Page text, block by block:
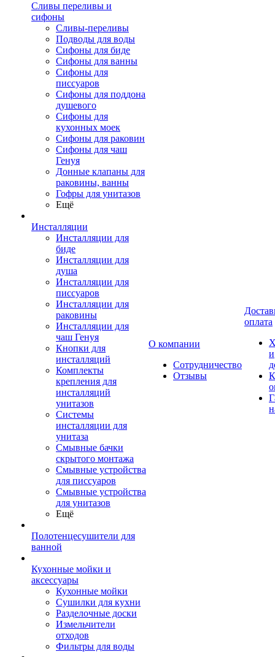
Сливы переливы и
сифоны
Сливы-переливы
Подводы для воды
Сифоны для биде
Сифоны для ванны
Сифоны для
писсуаров
Сифоны для поддона
душевого
Сифоны для
кухонных моек
Сифоны для раковин
Сифоны для чаш
Генуя
Донные клапаны для
раковины, ванны
Гофры для унитазов
Ещё
Инсталляции
Инсталляции для
биде
Инсталляции для
душа
Инсталляции для
писсуаров
Инсталляции для
раковины
Инсталляции для
чаш Генуя
Кнопки для
инсталляций
Комплекты
крепления для
инсталляций
унитазов
Системы
инсталляции для
унитаза
Смывные бачки
скрытого монтажа
Смывные устройства
для писсуаров
Смывные устройства
для унитазов
Ещё
Полотенцесушители для
ванной
Кухонные мойки и
аксессуары
Кухонные мойки
Сушилки для кухни
Разделочные доски
Измельчители
отходов
Фильтры для воды
О компании
Сотрудничество
Отзывы
оплата
и